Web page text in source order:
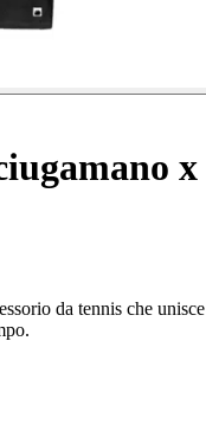
x
da tennis che unisce